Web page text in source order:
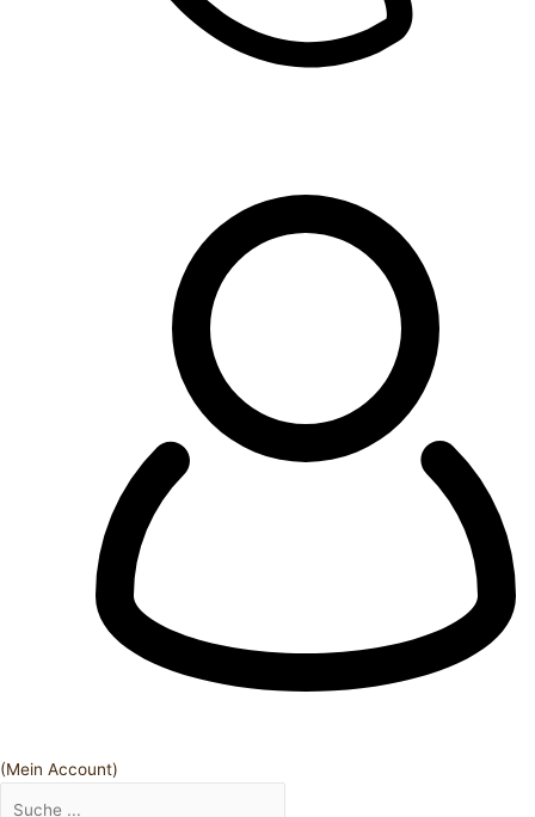
(Mein Account)